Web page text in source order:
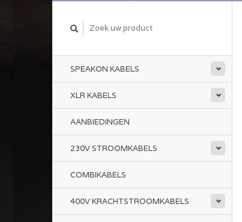
SPEAKON KABELS
XLR KABELS
AANBIEDINGEN
230V STROOMKABELS
COMBIKABELS
400V KRACHTSTROOMKABELS